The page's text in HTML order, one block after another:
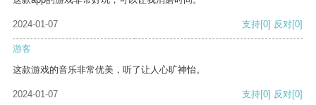
2024-01-07 支持[0] 反对[0]
游客
这款游戏的音乐非常优美，听了让人心旷神怡。
2024-01-07 支持[0] 反对[0]